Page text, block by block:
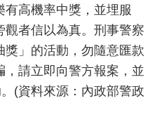
高機率中獎，並埋服
觀者信以為真。刑事警察
獎」的活動，勿隨意匯款
請立即向警方報案，並
(資料來源：內政部警政